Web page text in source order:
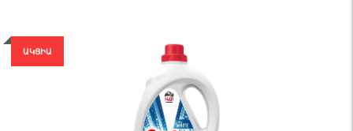
ԱԿՑԻԱ